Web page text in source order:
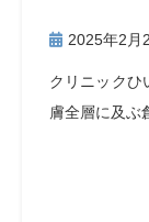
2025年2月
クリニックひ
膚全層に及ぶ